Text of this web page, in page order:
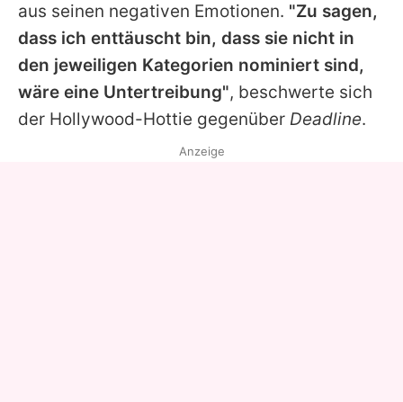
aus seinen negativen Emotionen. "Zu sagen,
dass ich enttäuscht bin, dass sie nicht in
den jeweiligen Kategorien nominiert sind,
wäre eine Untertreibung", beschwerte sich
der Hollywood-Hottie gegenüber Deadline.
Anzeige